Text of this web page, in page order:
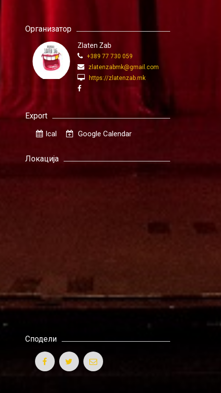
Организатор
Zlaten Zab
+389 77 730 059
zlatenzabmk@gmail.com
https://zlatenzab.mk
Export
Ical Google Calendar
Локација
Сподели